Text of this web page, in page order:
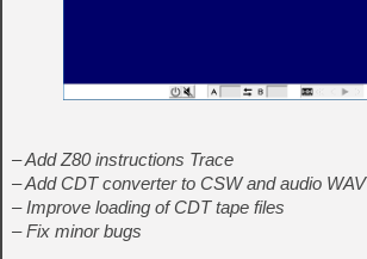
– Add Z80 instructions Trace
– Add CDT converter to CSW and audio WAV
– Improve loading of CDT tape files
– Fix minor bugs